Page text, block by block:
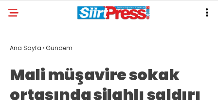
Ana Sayfa ›Gündem
Mali müşavire sokak
ortasında silahlı saldırı